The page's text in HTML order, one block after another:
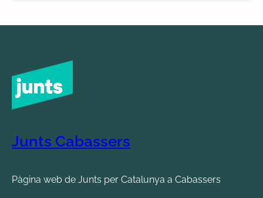
Junts Cabassers
Pàgina web de Junts per Catalunya a Cabassers